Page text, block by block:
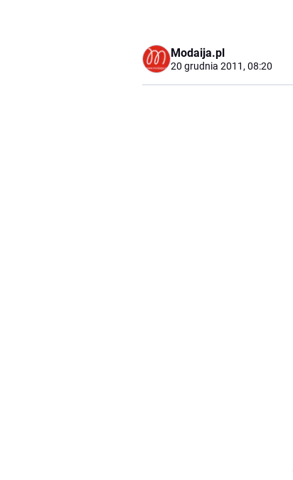
Modaija.pl
20 grudnia 2011, 08:20